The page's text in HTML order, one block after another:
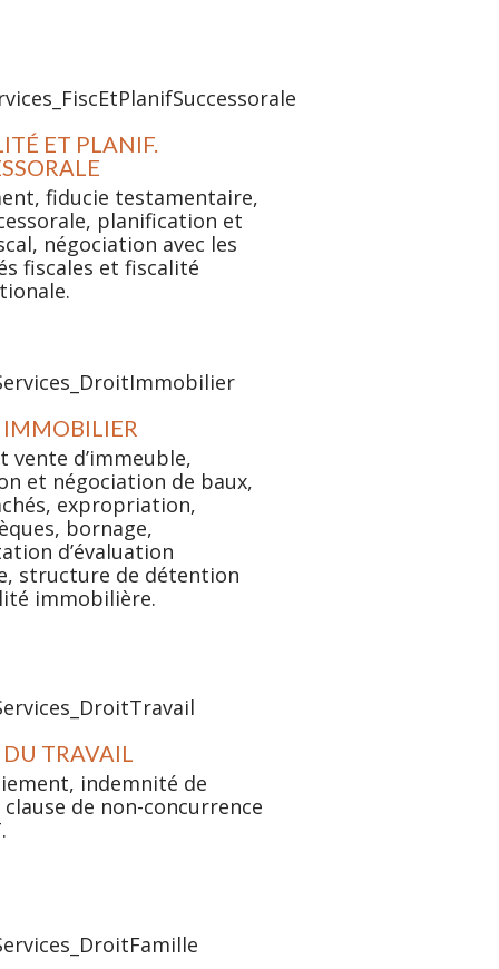
ET PLANIF.
fiducie testamentaire,
planification et
négociation avec les
fiscales et fiscalité
vente d’immeuble,
et négociation de baux,
expropriation,
bornage,
d’évaluation
structure de détention
immobilière.
TRAVAIL
indemnité de
de non-concurrence